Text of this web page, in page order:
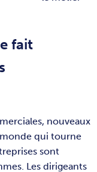
fait
nouveaux
qui tourne
sont
Les dirigeants